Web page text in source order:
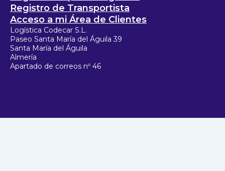
Registro de Transportista
Acceso a mi Área de Clientes
Logística Codecar S.L.
Paseo Santa María del Águila 39
Santa María del Águila
Almería
Apartado de correos nº 46